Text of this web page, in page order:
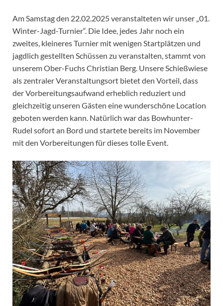
Am Samstag den 22.02.2025 veranstalteten wir unser „01.
Winter-Jagd-Turnier“. Die Idee, jedes Jahr noch ein
zweites, kleineres Turnier mit wenigen Startplätzen und
jagdlich gestellten Schüssen zu veranstalten, stammt von
unserem Ober-Fuchs Christian Berg. Unsere Schießwiese
als zentraler Veranstaltungsort bietet den Vorteil, dass
der Vorbereitungsaufwand erheblich reduziert und
gleichzeitig unseren Gästen eine wunderschöne Location
geboten werden kann. Natürlich war das Bowhunter-
Rudel sofort an Bord und startete bereits im November
mit den Vorbereitungen für dieses tolle Event.